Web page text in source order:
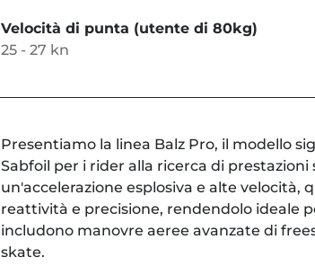
Velocità di punta (utente di 80kg)
25 - 27 kn
Presentiamo la linea Balz Pro, il modello
Sabfoil per i rider alla ricerca di
un'accelerazione esplosiva e alte velocità,
reattività e precisione, rendendolo ideale
includono manovre aeree avanzate di
skate.